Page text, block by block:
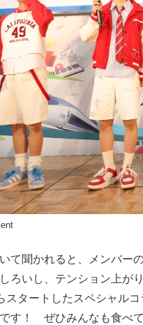
て聞かれると、メンバー
ろいし、テンション上が
スタートしたスペシャル
す！ ぜひみんなも食べ